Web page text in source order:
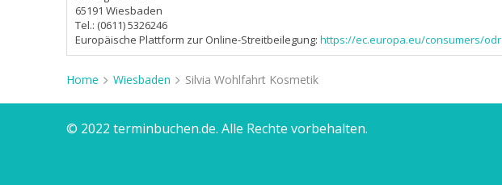
65191 Wiesbaden
Tel.: (0611) 5326246
Europäische Plattform zur Online-Streitbeilegung: https://ec.europa.eu/consumers/odr
Home Wiesbaden Silvia Wohlfahrt Kosmetik
© 2022 terminbuchen.de. Alle Rechte vorbehalten.